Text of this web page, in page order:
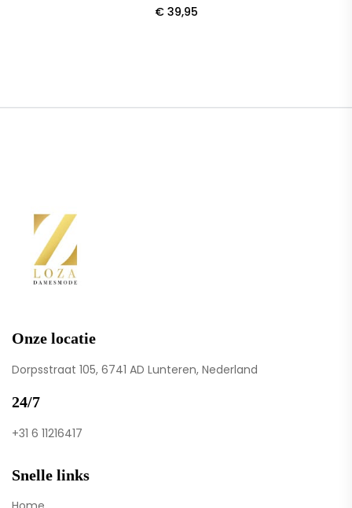
€39,95
Onze locatie
Dorpsstraat 105, 6741 AD Lunteren, Nederland
24/7
+31 6 11216417
Snelle links